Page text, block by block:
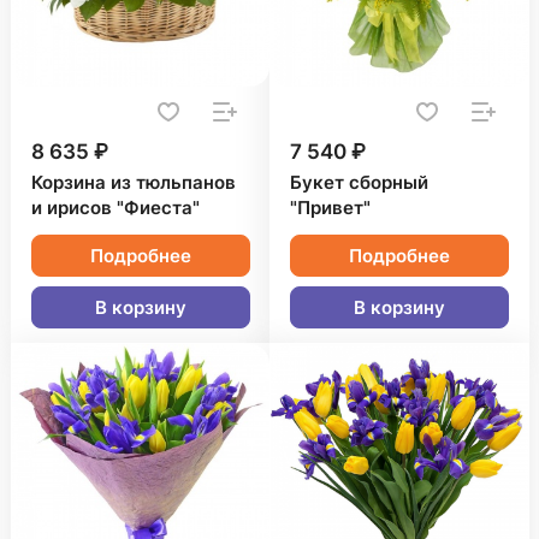
8 635 ₽
Корзина из тюльпанов
и ирисов "Фиеста"
Подробнее
В корзину
7 540 ₽
Букет сборный
"Привет"
Подробнее
В корзину